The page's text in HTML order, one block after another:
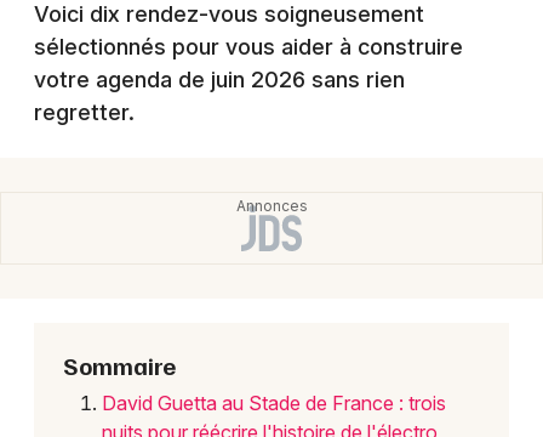
Newsletter des sorties
Artistes en tournée
Voici dix rendez-vous soigneusement
sélectionnés pour vous aider à construire
votre agenda de juin 2026 sans rien
regretter.
Sommaire
David Guetta au Stade de France : trois
nuits pour réécrire l'histoire de l'électro